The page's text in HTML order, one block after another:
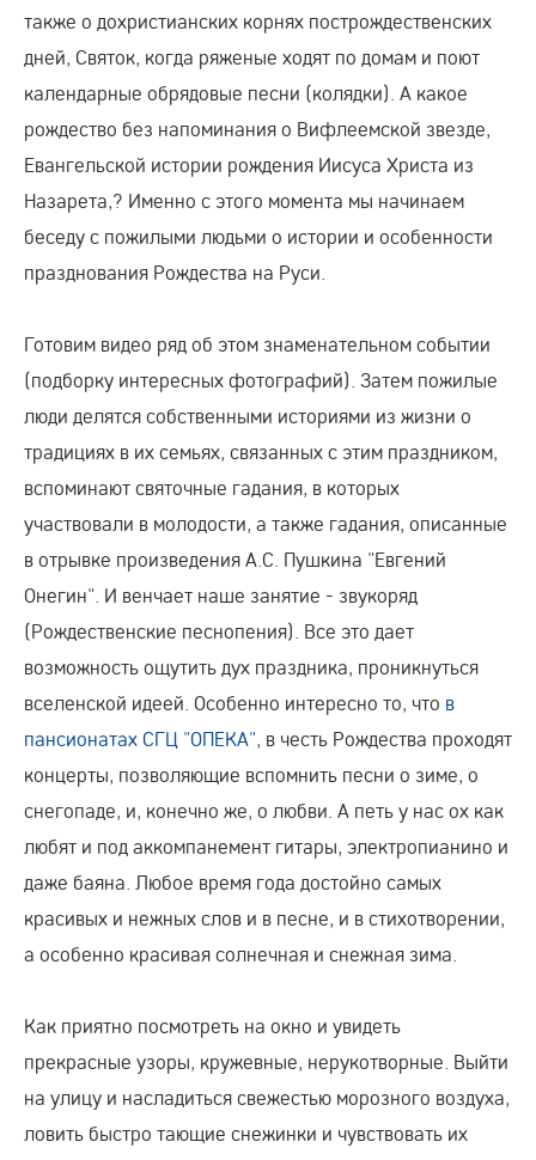
также о дохристианских корнях построждественских
дней, Святок, когда ряженые ходят по домам и поют
календарные обрядовые песни (колядки). А какое
рождество без напоминания о Вифлеемской звезде,
Евангельской истории рождения Иисуса Христа из
Назарета,? Именно с этого момента мы начинаем
беседу с пожилыми людьми о истории и особенности
празднования Рождества на Руси.
Готовим видео ряд об этом знаменательном событии
(подборку интересных фотографий). Затем пожилые
люди делятся собственными историями из жизни о
традициях в их семьях, связанных с этим праздником,
вспоминают святочные гадания, в которых
участвовали в молодости, а также гадания, описанные
в отрывке произведения А.С. Пушкина "Евгений
Онегин". И венчает наше занятие - звукоряд
(Рождественские песнопения). Все это дает
возможность ощутить дух праздника, проникнуться
вселенской идеей. Особенно интересно то, что в
пансионатах СГЦ "ОПЕКА", в честь Рождества проходят
концерты, позволяющие вспомнить песни о зиме, о
снегопаде, и, конечно же, о любви. А петь у нас ох как
любят и под аккомпанемент гитары, электропианино и
даже баяна. Любое время года достойно самых
красивых и нежных слов и в песне, и в стихотворении,
а особенно красивая солнечная и снежная зима.
Как приятно посмотреть на окно и увидеть
прекрасные узоры, кружевные, нерукотворные. Выйти
на улицу и насладиться свежестью морозного воздуха,
ловить быстро тающие снежинки и чувствовать их